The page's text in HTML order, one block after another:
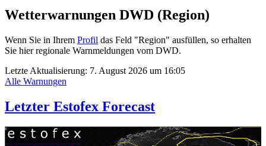
Wetterwarnungen DWD (Region)
Wenn Sie in Ihrem Profil das Feld "Region" ausfüllen, so erhalten
Sie hier regionale Warnmeldungen vom DWD.
Letzte Aktualisierung: 7. August 2026 um 16:05
Alle Warnungen
Letzter Estofex Forecast